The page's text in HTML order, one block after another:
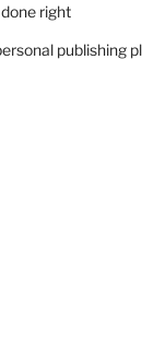
right
publishing